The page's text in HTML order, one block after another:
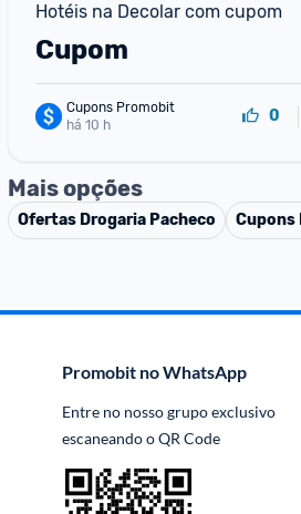
Hotéis na Decolar com cupom
Cupom
Cupons Promobit
há 10 h
0
Mais opções
Ofertas Drogaria Pacheco Cupons
Promobit no WhatsApp
Entre no nosso grupo exclusivo
escaneando o QR Code